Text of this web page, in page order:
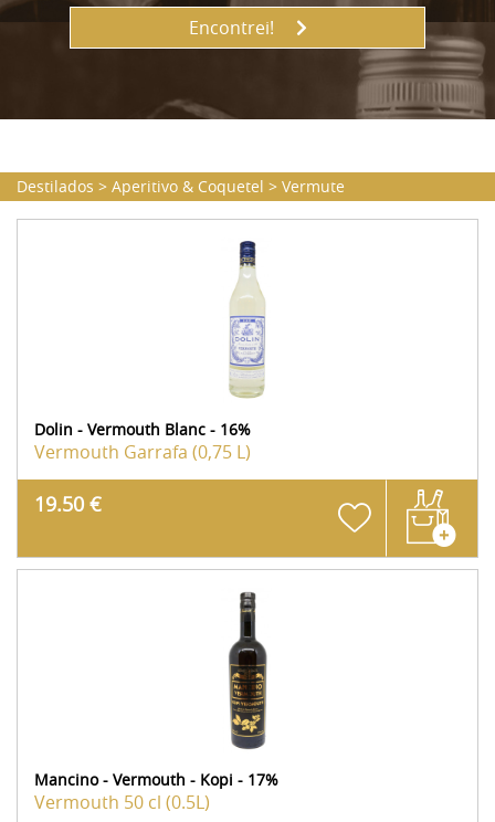
Encontrei!
Destilados > Aperitivo & Coquetel > Vermute
Dolin - Vermouth Blanc - 16%
Vermouth Garrafa (0,75 L)
19.50 €
Mancino - Vermouth - Kopi - 17%
Vermouth 50 cl (0.5L)